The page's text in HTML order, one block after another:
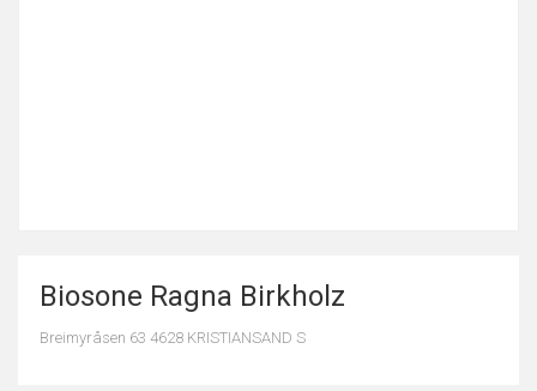
Biosone Ragna Birkholz
Breimyråsen 63 4628 KRISTIANSAND S